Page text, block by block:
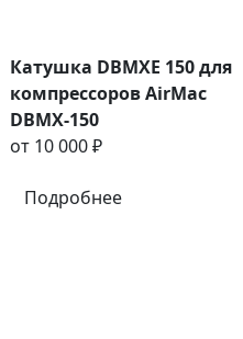
Катушка DBMXE 150 для
компрессоров AirMac
DBMX-150
от 10 000 ₽
Подробнее